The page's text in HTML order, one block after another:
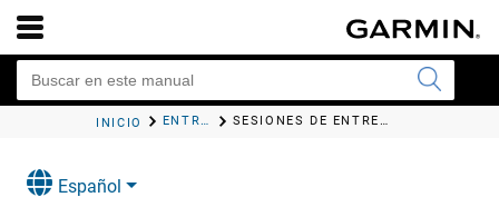
INICIO ENTRENAMIENTO SESIONES DE ENTRENAMIENTO
Español